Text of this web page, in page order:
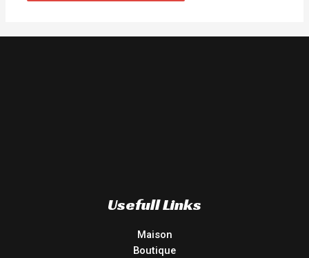
Usefull Links
Maison
Boutique